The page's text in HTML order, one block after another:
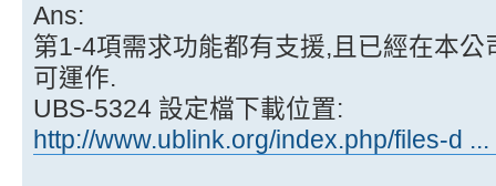
Ans:
第1-4項需求功能都有支援,且已經在本
可運作.
UBS-5324 設定檔下載位置:
http://www.ublink.org/index.php/files-d